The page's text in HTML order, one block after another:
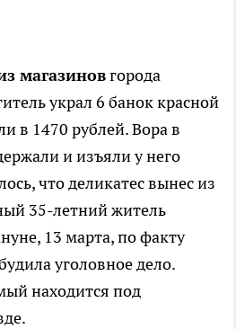
магазиновгорода
украл 6 банок красной
в 1470 рублей. Вора в
и изъяли у него
что деликатес вынес из
35-летний житель
13 марта, по факту
уголовное дело.
находится под